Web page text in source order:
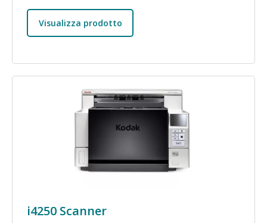
Visualizza prodotto
i4250 Scanner